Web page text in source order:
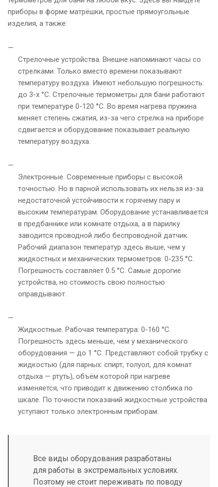
приборы в форме матрёшки, простые прямоугольные
изделия, а также:
Стрелочные устройства. Внешне напоминают часы со
стрелками. Только вместо времени показывают
температуру воздуха. Имеют небольшую погрешность:
до 3-х °С. Стрелочные термометры для бани работают
при температуре 0-120 °С. Во время нагрева пружина
меняет степень сжатия, из-за чего стрелка на приборе
сдвигается и оборудование показывает реальную
температуру воздуха.
Электронные. Современные приборы с высокой
точностью. Но в парной использовать их нельзя из-за
недостаточной устойчивости к горячему пару и
высоким температурам. Оборудование устанавливается
в предбаннике или комнате отдыха, а в парилку
заводится проводной либо беспроводной датчик.
Рабочий диапазон температур здесь выше, чем у
жидкостных и механических термометров: 0-235 °С.
Погрешность составляет 0.5 °С. Самые дорогие
устройства, но стоимость свою полностью
оправдывают.
Жидкостные. Рабочая температура: 0-160 °С.
Погрешность здесь меньше, чем у механического
оборудования — до 1 °С. Представляют собой трубку с
жидкостью (для парных: спирт, толуол, для комнат
отдыха — ртуть), объём которой при нагреве
изменяется, что приводит к движению столбика по
шкале. По точности показаний жидкостные устройства
уступают только электронным приборам.
Все виды оборудования разработаны
для работы в экстремальных условиях.
Поэтому не стоит переживать по поводу